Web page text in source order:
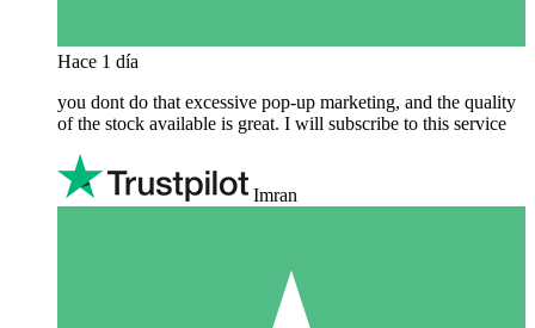
Hace 1 día
you dont do that excessive pop-up marketing, and the quality
of the stock available is great. I will subscribe to this service
Imran